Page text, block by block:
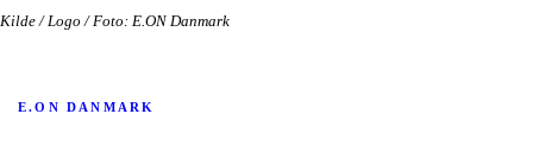
Kilde / Logo / Foto: E.ON Danmark
E.ON DANMARK